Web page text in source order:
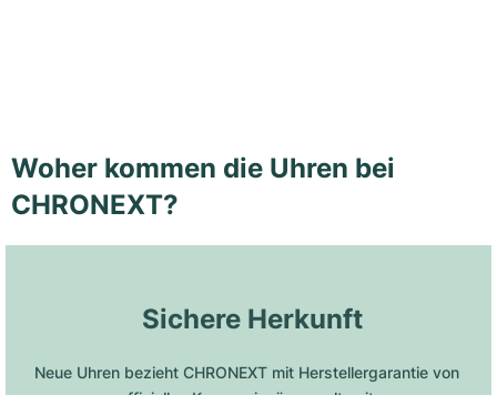
Woher kommen die Uhren bei
CHRONEXT?
Sichere Herkunft
Neue Uhren bezieht CHRONEXT mit Herstellergarantie von